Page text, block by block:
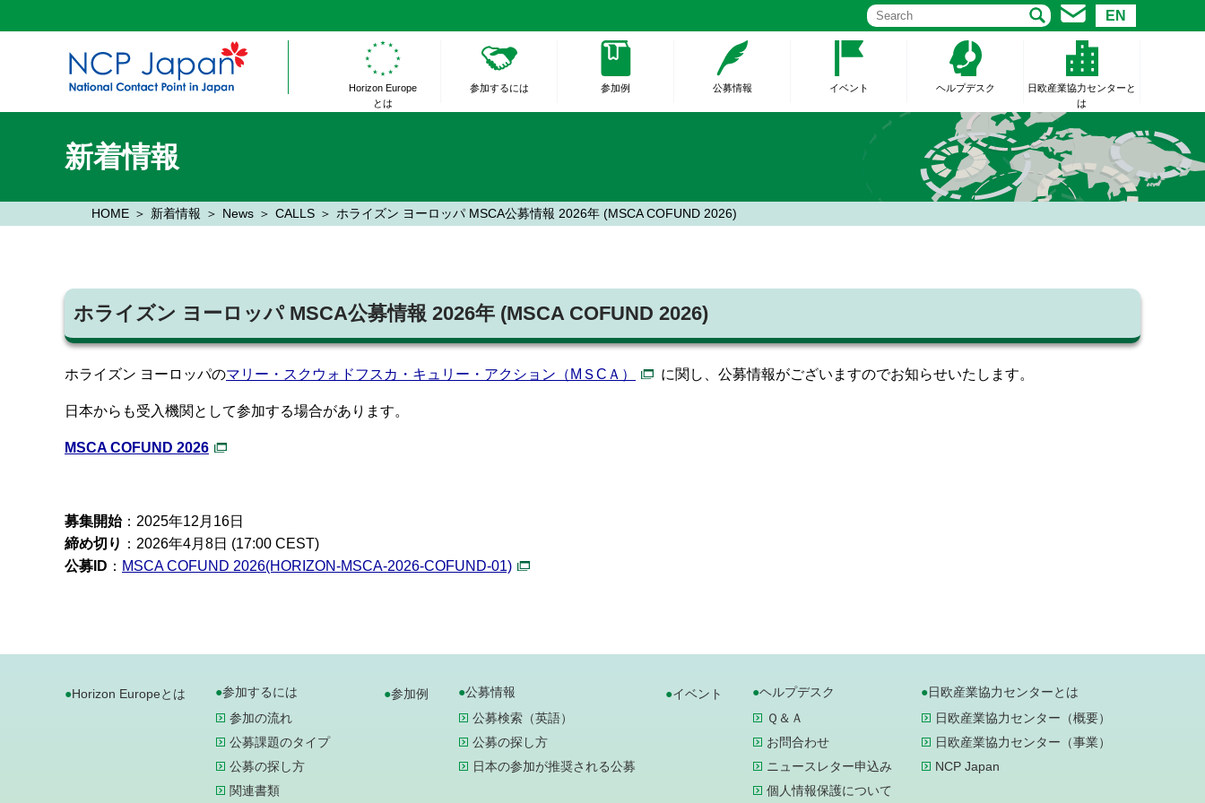
EN
Horizon Europe
とは
参加するには 参加例 公募情報 イベント ヘルプデスク
日欧産業協力センターと
は
新着情報
HOME 新着情報 News CALLS ホライズン ヨーロッパ MSCA公募情報 2026年 (MSCA COFUND 2026)
ホライズン ヨーロッパ MSCA公募情報 2026年 (MSCA COFUND 2026)
ホライズン ヨーロッパのマリー・スクウォドフスカ・キュリー・アクション（MＳCＡ） に関し、公募情報がございますのでお知らせいたします。
日本からも受入機関として参加する場合があります。
MSCA COFUND 2026
募集開始：2025年12月16日
締め切り ：2026年4月8日 (17:00 CEST)
公募ID ： MSCA COFUND 2026(HORIZON-MSCA-2026-COFUND-01)
Horizon Europeとは
参加するには
参加の流れ
公募課題のタイプ
公募の探し方
関連書類
参加例
公募情報
公募検索（英語）
公募の探し方
日本の参加が推奨される公募
イベント
ヘルプデスク
Ｑ＆Ａ
お問合わせ
ニュースレター申込み
個人情報保護について
日欧産業協力センターとは
日欧産業協力センター（概要）
日欧産業協力センター（事業）
NCP Japan